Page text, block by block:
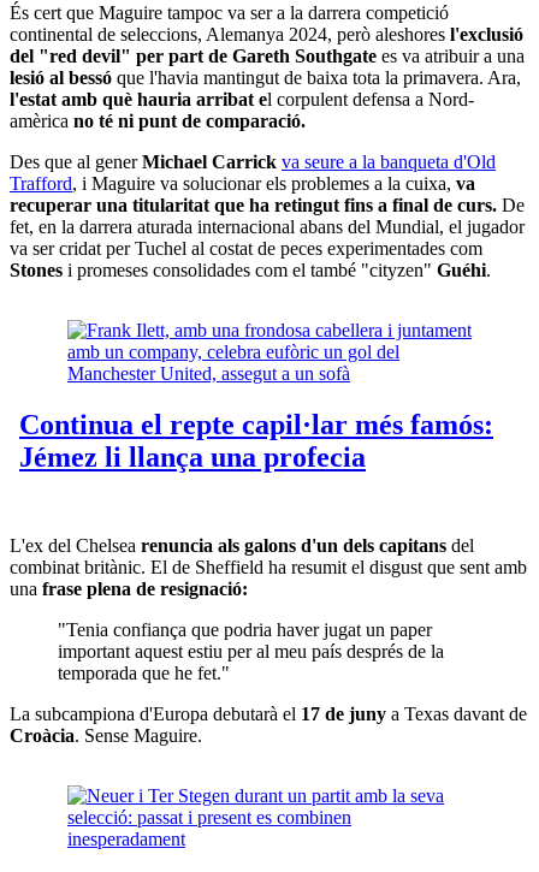
És cert que Maguire tampoc va ser a la darrera competició
continental de seleccions, Alemanya 2024, però aleshores l'exclusió
del "red devil" per part de Gareth Southgate es va atribuir a una
lesió al bessó que l'havia mantingut de baixa tota la primavera. Ara,
l'estat amb què hauria arribat el corpulent defensa a Nord-
amèrica no té ni punt de comparació.
Des que al generMichael Carrick va seure a la banqueta d'Old
Trafford, i Maguire va solucionar els problemes a la cuixa, va
recuperar una titularitat que ha retingut fins a final de curs. De
fet, en la darrera aturada internacional abans del Mundial, el jugador
va ser cridat per Tuchel al costat de peces experimentades com
Stones i promeses consolidades com el també "cityzen" Guéhi.
L'ex del Chelsea renuncia als galons d'un dels capitans del
combinat britànic. El de Sheffield ha resumit el disgust que sent amb
una frase plena de resignació:
"Tenia confiança que podria haver jugat un paper
important aquest estiu per al meu país després de la
temporada que he fet."
La subcampiona d'Europa debutarà el 17 de juny a Texas davant de
Croàcia. Sense Maguire.